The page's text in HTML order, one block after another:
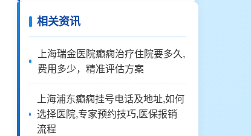
相关资讯
上海瑞金医院癫痫治疗住院要多久,
费用多少，精准评估方案
上海浦东癫痫挂号电话及地址,如何
选择医院,专家预约技巧,医保报销
流程